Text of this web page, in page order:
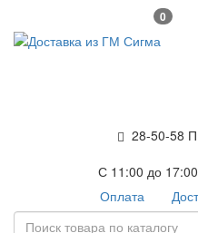
0
28-50-58
С 11:00 до
Оплата